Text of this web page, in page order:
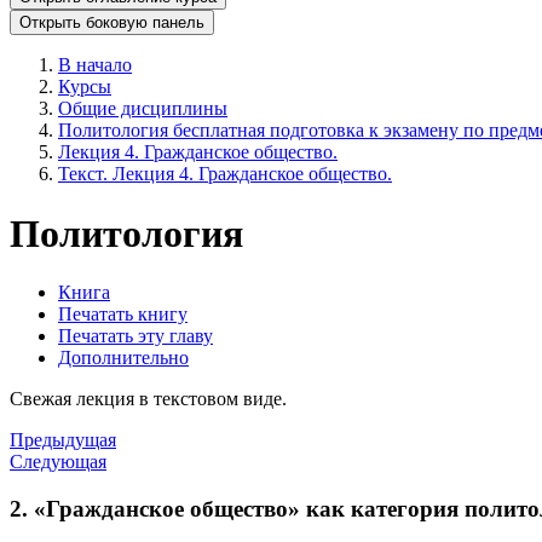
Открыть боковую панель
В начало
Курсы
Общие дисциплины
Политология бесплатная подготовка к экзамену по
Лекция 4. Гражданское общество.
Текст. Лекция 4. Гражданское общество.
Политология
Книга
Печатать книгу
Печатать эту главу
Дополнительно
Свежая лекция в текстовом виде.
Предыдущая
Следующая
2. «Гражданское общество» как категория